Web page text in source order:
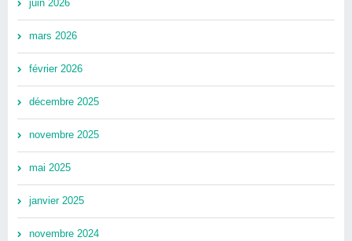
juin 2026
mars 2026
février 2026
décembre 2025
novembre 2025
mai 2025
janvier 2025
novembre 2024